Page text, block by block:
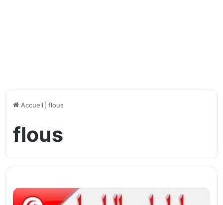
Accueil flous
flous